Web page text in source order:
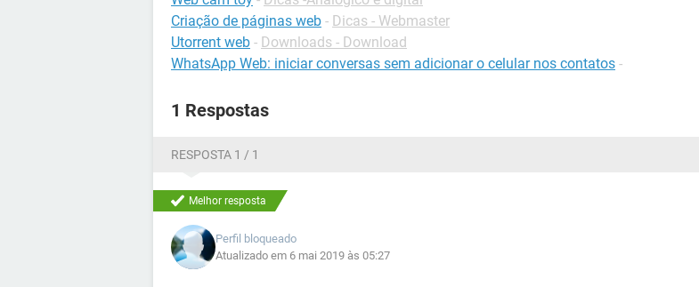
Criação de páginas web - Dicas - Webmaster
Utorrent web - Downloads - Download
WhatsApp Web: iniciar conversas sem adicionar o celular nos contatos -
1 Respostas
RESPOSTA 1 / 1
Melhor resposta
Perfil bloqueado
Atualizado em 6 mai 2019 às 05:27